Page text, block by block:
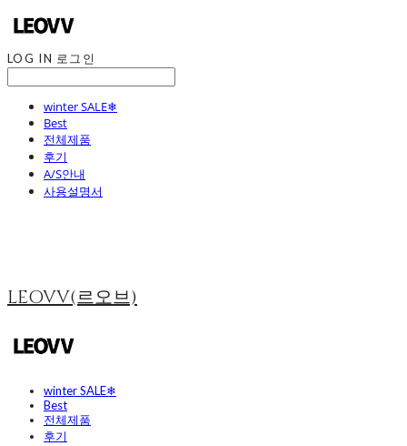
LOG IN 로그인
winter SALE❄
Best
전체제품
후기
A/S안내
사용설명서
LEOVV(르오브)
winter SALE❄
Best
전체제품
후기